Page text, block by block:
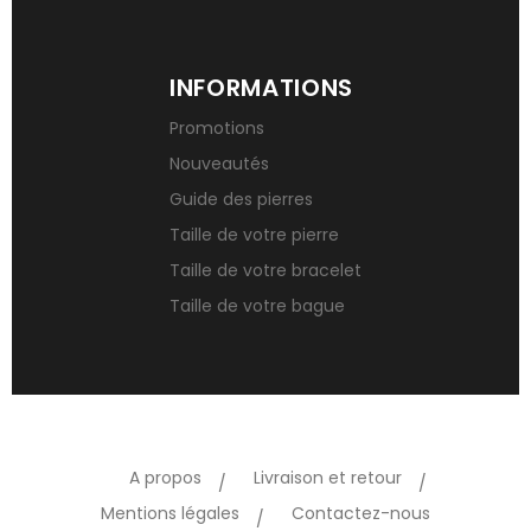
INFORMATIONS
Promotions
Nouveautés
Guide des pierres
Taille de votre pierre
Taille de votre bracelet
Taille de votre bague
A propos
Livraison et retour
Mentions légales
Contactez-nous